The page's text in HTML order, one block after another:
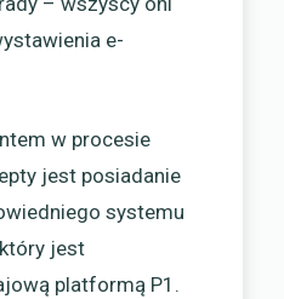
e-
w procesie
jest posiadanie
systemu
jest
platformą P1.